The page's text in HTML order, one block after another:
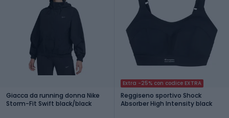
Giacca da running donna Nike
Storm-Fit Swift black/black
Extra -25% con codice EXTRA
Reggiseno sportivo Shock
Absorber High Intensity black